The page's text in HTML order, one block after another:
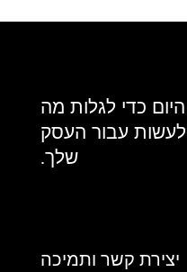
כדי לגלות מה
לעשות עבור העסק
שלך.
יצירת קשר ותמיכה